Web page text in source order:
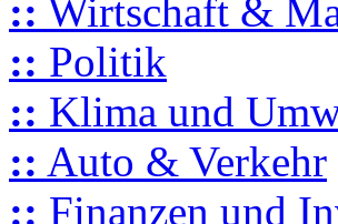
:: Wirtschaft &
:: Politik
:: Klima und
:: Auto & Verkehr
:: Finanzen und